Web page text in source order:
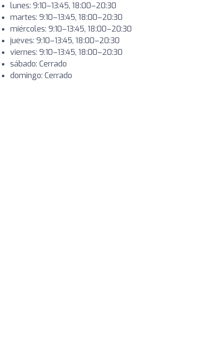
lunes: 9:10–13:45, 18:00–20:30
martes: 9:10–13:45, 18:00–20:30
miércoles: 9:10–13:45, 18:00–20:30
jueves: 9:10–13:45, 18:00–20:30
viernes: 9:10–13:45, 18:00–20:30
sábado: Cerrado
domingo: Cerrado